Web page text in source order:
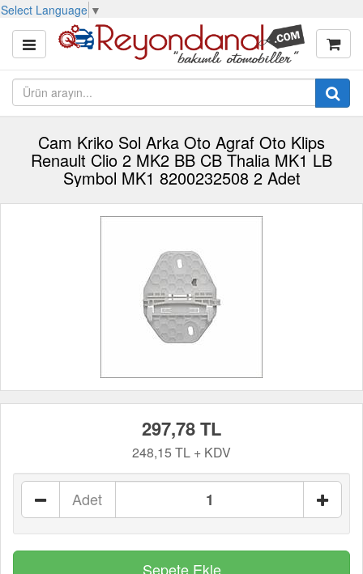
Select Language ▼
Cam Kriko Sol Arka Oto Agraf Oto Klips
Renault Clio 2 MK2 BB CB Thalia MK1 LB
Symbol MK1 8200232508 2 Adet
297,78 TL
248,15 TL + KDV
Adet